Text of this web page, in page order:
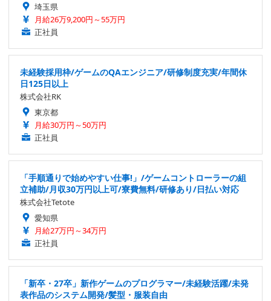
埼玉県
月給26万9,200円～55万円
正社員
未経験採用枠/ゲームのQAエンジニア/研修制度充実/年間休
日125日以上
株式会社RK
東京都
月給30万円～50万円
正社員
「手順通りで始めやすい仕事!」/ゲームコントローラーの組
立補助/月収30万円以上可/寮費無料/研修あり/日払い対応
株式会社Tetote
愛知県
月給27万円～34万円
正社員
「新卒・27卒」新作ゲームのプログラマー/未経験活躍/未発
表作品のシステム開発/髪型・服装自由